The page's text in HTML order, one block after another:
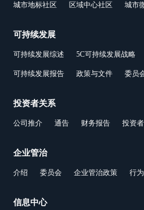
城市地标社区 区域中心社区 城市
可持续发展
可持续发展综述 5C可持续发展战略
可持续发展报告 政策与文件 委员
投资者关系
公司推介 通告 财务报告 投资
企业管治
介绍 委员会 企业管治政策 行
信息中心